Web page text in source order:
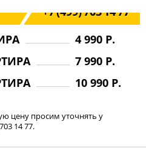
+7 (499) 703 14 77
4 990 Р.
7 990 Р.
10 990 Р.
цену просим уточнять у
14 77.